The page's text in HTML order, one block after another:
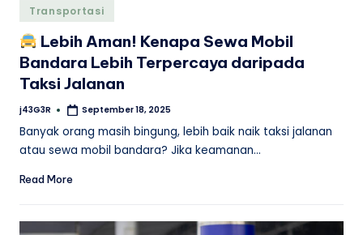
Posted
in
Transportasi
Lebih Aman! Kenapa Sewa Mobil
Bandara Lebih Terpercaya daripada
Taksi Jalanan
Posted
j43G3R September 18, 2025
Banyak orang masih bingung, lebih baik naik taksi jalanan
atau sewa mobil bandara? Jika keamanan…
Read More